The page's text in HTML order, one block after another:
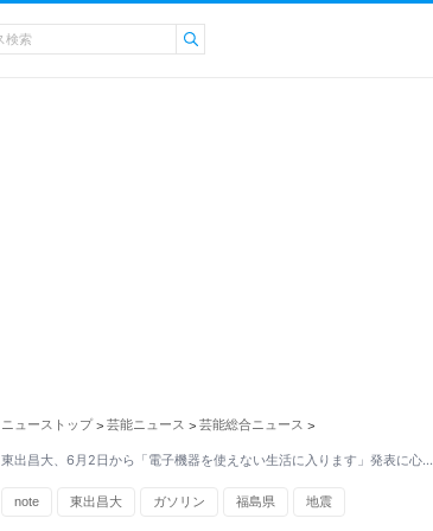
ニューストップ > 芸能ニュース > 芸能総合ニュース >
東出昌大、6月2日から「電子機器を使えない生活に入ります」発表に心…
note 東出昌大 ガソリン 福島県 地震